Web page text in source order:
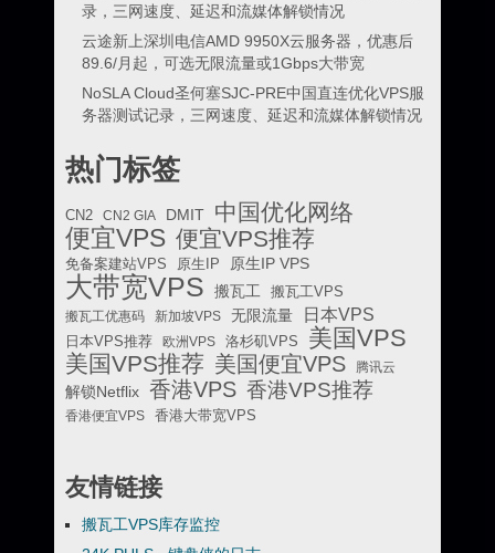
录，三网速度、延迟和流媒体解锁情况
云途新上深圳电信AMD 9950X云服务器，优惠后
89.6/月起，可选无限流量或1Gbps大带宽
NoSLA Cloud圣何塞SJC-PRE中国直连优化VPS服
务器测试记录，三网速度、延迟和流媒体解锁情况
热门标签
CN2 CN2 GIA DMIT 中国优化网络
便宜VPS 便宜VPS推荐
免备案建站VPS 原生IP 原生IP VPS
大带宽VPS 搬瓦工
搬瓦工VPS
搬瓦工优惠码
新加坡VPS 无限流量 日本VPS
日本VPS推荐 欧洲VPS 洛杉矶VPS 美国VPS
美国VPS推荐 美国便宜VPS 腾讯云
解锁Netflix 香港VPS 香港VPS推荐
香港便宜VPS 香港大带宽VPS
友情链接
搬瓦工VPS库存监控